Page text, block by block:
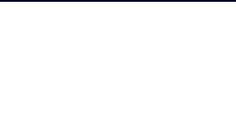
Technology Partner of